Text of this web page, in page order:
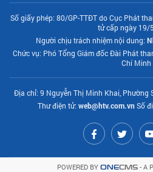
Số giấy phép: 80/GP-TTĐT do Cục Phát
tử cấp ngày 19/
Người chịu trách nhiệm nội dung:
Chức vụ: Phó Tổng Giám đốc Đài Phát
Chí Minh
Địa chỉ: 9 Nguyễn Thị Minh Khai, Phường
Thư điện tử: web@htv.com.vnSố
POWERED BY ONECMS- A